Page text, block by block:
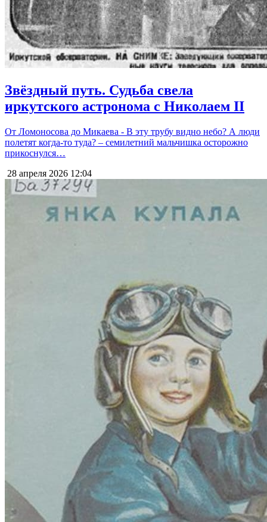
Звёздный путь. Судьба свела
иркутского астронома с Николаем II
От Ломоносова до Микаева - В эту трубу видно небо? А люди
полетят когда-то туда? – семилетний мальчишка осторожно
прикоснулся…
28 апреля 2026 12:04